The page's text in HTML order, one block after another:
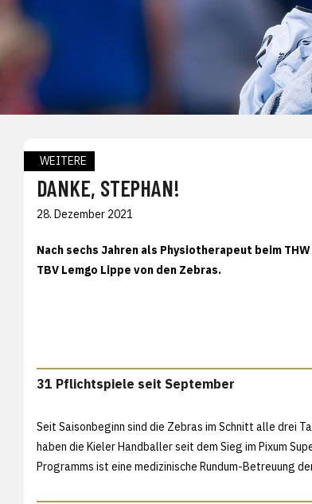
WEITERE
DANKE, STEPHAN!
28. Dezember 2021
Nach sechs Jahren als Physiotherapeut beim
TBV Lemgo Lippe von den Zebras.
31 Pflichtspiele seit September
Seit Saisonbeginn sind die Zebras im Schnitt alle drei
haben die Kieler Handballer seit dem Sieg im Pixum
Programms ist eine medizinische Rundum-Betreuung